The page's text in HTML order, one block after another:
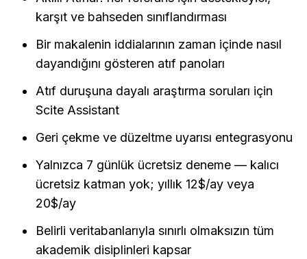
karşıt ve bahseden sınıflandırması
Bir makalenin iddialarının zaman içinde nasıl
dayandığını gösteren atıf panoları
Atıf duruşuna dayalı araştırma soruları için
Scite Assistant
Geri çekme ve düzeltme uyarısı entegrasyonu
Yalnızca 7 günlük ücretsiz deneme — kalıcı
ücretsiz katman yok; yıllık 12$/ay veya
20$/ay
Belirli veritabanlarıyla sınırlı olmaksızın tüm
akademik disiplinleri kapsar